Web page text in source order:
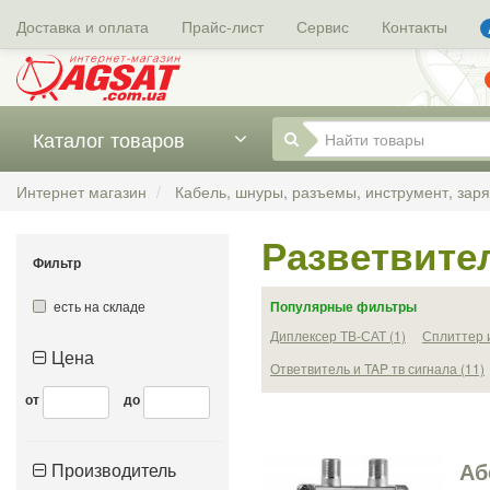
Доставка и оплата Прайс-лист Сервис Контакты
Каталог товаров
Интернет магазин Кабель, шнуры, разъемы, инструмент,
Фильтр
есть на складе
Цена
от до
Производитель
Популярные фильтры
Диплексер ТВ-САТ (1) Сплиттер
Ответвитель и TAP тв сигнала (11)